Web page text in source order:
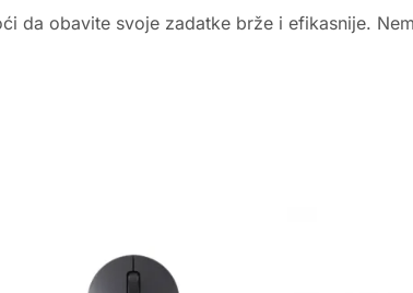
da obavite svoje zadatke brže i efikasnije.